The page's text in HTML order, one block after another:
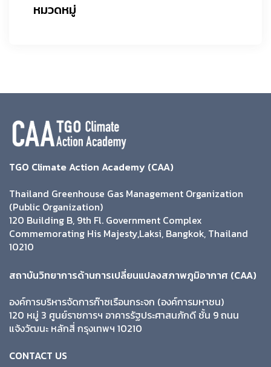
หมวดหมู่
TGO Climate Action Academy (CAA)
Thailand Greenhouse Gas Management Organization
(Public Organization)
120 Building B, 9th Fl. Government Complex
Commemorating His Majesty,Laksi, Bangkok, Thailand
10210
สถาบันวิทยาการด้านการเปลี่ยนแปลงสภาพภูมิอากาศ (CAA)
องค์การบริหารจัดการก๊าซเรือนกระจก (องค์การมหาชน)
120 หมู่ 3 ศูนย์ราชการฯ อาคารรัฐประศาสนภักดี ชั้น 9 ถนน
แจ้งวัฒนะ หลักสี่ กรุงเทพฯ 10210
CONTACT US